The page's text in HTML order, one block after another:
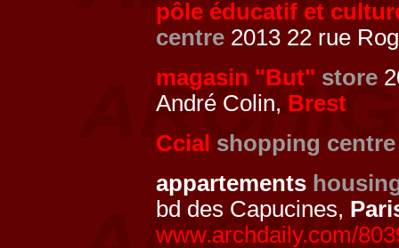
pôle éducatif et
centre 2013 22 rue
magasin "But" store
André Colin, Brest
Ccial shopping centre
appartements
bd des Capucines,
www.archdaily.com/